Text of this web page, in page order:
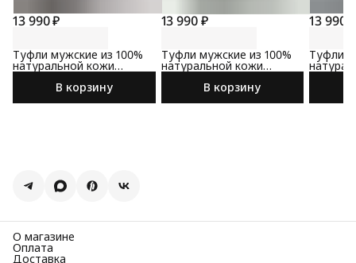
13 990 ₽
Туфли мужские из 100%
натуральной кожи
коричневого цвета
В корзину
13 990 ₽
Туфли мужские из 100%
натуральной кожи
черного цвета
В корзину
13 990 ₽
Туфли
О магазине
Оплата
Доставка